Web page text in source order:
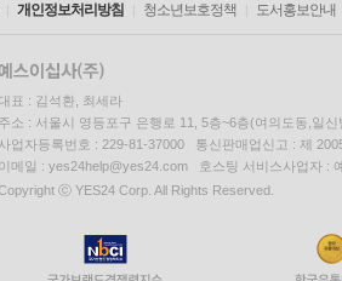
개인정보처리방침 청소년보호정책 도서홍보안내
표 : 김석환, 최세라
주소 : 서울시 영등포구 은행로 11, 5층~6층(여의도동,일신
사업자등록번호 : 229-81-37000 통신판매업신고 : 제
이메일 : yes24help@yes24.com 호스팅 서비스사업자 :
ⓒ YES24 Corp. All Rights Reserved.